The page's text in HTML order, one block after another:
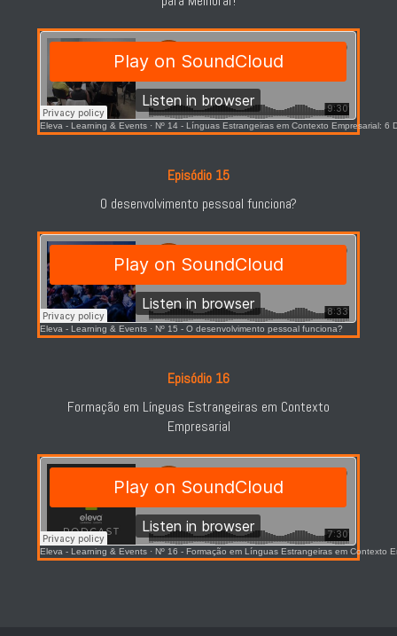
Eleva - Learning & Events · Nº 14 - Línguas Estrangeiras em Contexto Empresarial: 6
Episódio 15
O desenvolvimento pessoal funciona?
Eleva - Learning & Events · Nº 15 - O desenvolvimento pessoal funciona?
Episódio 16
Formação em Línguas Estrangeiras em Contexto
Empresarial
Eleva - Learning & Events · Nº 16 - Formação em Línguas Estrangeiras em Contexto